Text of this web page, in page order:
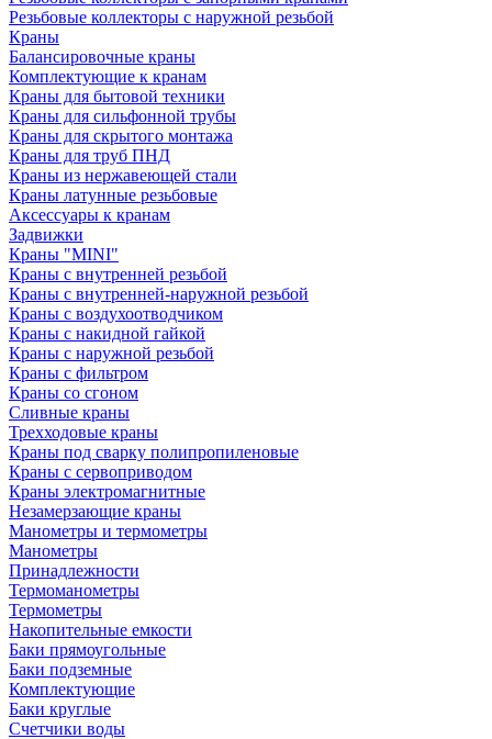
Резьбовые коллекторы с наружной резьбой
Краны
Балансировочные краны
Комплектующие к кранам
Краны для бытовой техники
Краны для сильфонной трубы
Краны для скрытого монтажа
Краны для труб ПНД
Краны из нержавеющей стали
Краны латунные резьбовые
Аксессуары к кранам
Задвижки
Краны "MINI"
Краны с внутренней резьбой
Краны с внутренней-наружной резьбой
Краны с воздухоотводчиком
Краны с накидной гайкой
Краны с наружной резьбой
Краны с фильтром
Краны со сгоном
Сливные краны
Трехходовые краны
Краны под сварку полипропиленовые
Краны с сервоприводом
Краны электромагнитные
Незамерзающие краны
Манометры и термометры
Манометры
Принадлежности
Термоманометры
Термометры
Накопительные емкости
Баки прямоугольные
Баки подземные
Комплектующие
Баки круглые
Счетчики воды